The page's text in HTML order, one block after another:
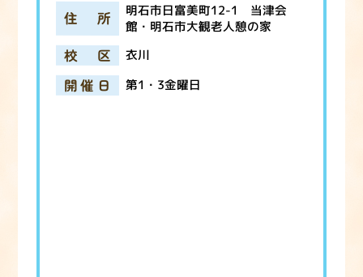
住所 明石市日富美町12-1 当津会
館・明石市大観老人憩の家
校区 衣川
開催日 第1・3金曜日